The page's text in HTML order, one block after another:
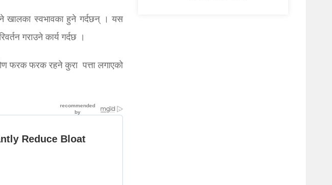
खालका स्वभावका हुने गर्दछन् । यस
गराउने कार्य गर्दछ ।
फरक फरक रहने कुरा पत्ता लगाएको